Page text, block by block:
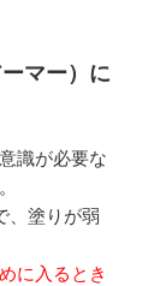
マー）に
識が必要な
、塗りが弱
に入るとき